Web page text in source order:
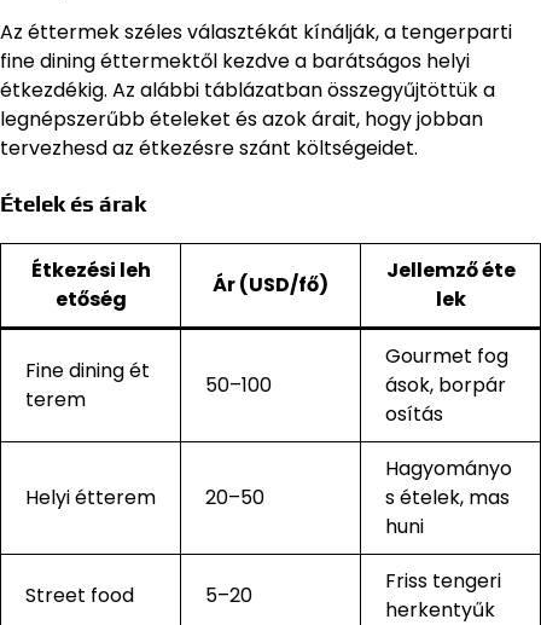
Az éttermek széles választékát kínálják, a tengerparti
fine dining éttermektől kezdve a barátságos helyi
étkezdékig. Az alábbi táblázatban összegyűjtöttük a
legnépszerűbb ételeket és azok árait, hogy jobban
tervezhesd az étkezésre szánt költségeidet.
Ételek és árak
Étkezési leh
etőség
Ár (USD/fő)
Jellemző éte
lek
Fine dining ét
terem
50–100
Gourmet fog
ások, borpár
osítás
Helyi étterem 20–50
Hagyományo
s ételek, mas
huni
Street food 5–20
Friss tengeri
herkentyűk